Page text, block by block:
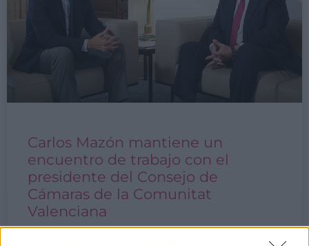
Carlos Mazón mantiene un
encuentro de trabajo con el
presidente del Consejo de
Cámaras de la Comunitat
Valenciana